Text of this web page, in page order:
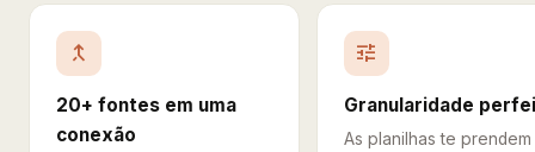
merge_type
20+ fontes em uma
conexão
tune
Granularidade
As planilhas te prendem